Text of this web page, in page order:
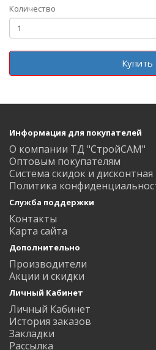
Количество
Купить
Информация для покупателей
О компании ТД "СтройСАМ"
Оптовым покупателям
Система скидок и
Политика
Служба поддержки
Контакты
Карта сайта
Дополнительно
Производители
Акции и скидки
Личный Кабинет
Личный Кабинет
История заказов
Закладки
Рассылка